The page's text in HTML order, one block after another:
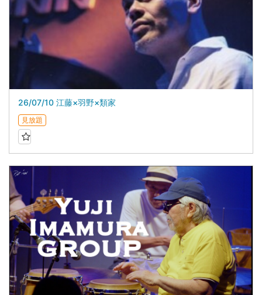
26/07/10 江藤×羽野×類家
見放題